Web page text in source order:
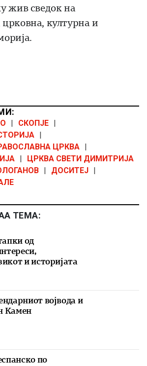
жив сведок на
културна и
СКОПЈЕ
ЦРКВА
ЦРКВА СВЕТИ ДИМИТРИЈА
ДОСИТЕЈ
ТЕМА:
од
и историјата
војвода и
Камен
по